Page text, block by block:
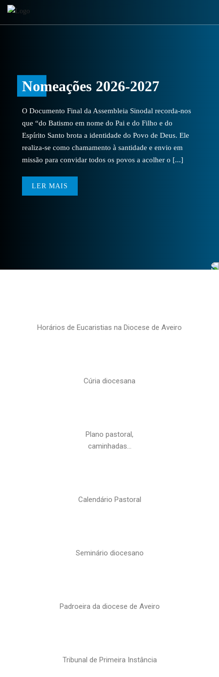
Nomeações 2026-2027
O Documento Final da Assembleia Sinodal recorda-nos
que “do Batismo em nome do Pai e do Filho e do
Espírito Santo brota a identidade do Povo de Deus. Ele
realiza-se como chamamento à santidade e envio em
missão para convidar todos os povos a acolher o [...]
LER MAIS
Horários de Eucaristias na Diocese de Aveiro
Cúria diocesana
Plano pastoral,
caminhadas…
Calendário Pastoral
Seminário diocesano
Padroeira da diocese de Aveiro
Tribunal de Primeira Instância